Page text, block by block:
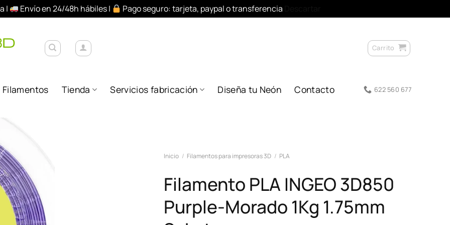
| Envío en 24/48h hábiles | Pago seguro: tarjeta, paypal o transferencia
Carrito
Filamentos Tienda Servicios fabricación Diseña tu Neón Contacto 622 560 677
lista de
deseos
Inicio / Filamentos para impresoras 3D / PLA
Filamento PLA INGEO 3D850
Purple-Morado 1Kg 1.75mm